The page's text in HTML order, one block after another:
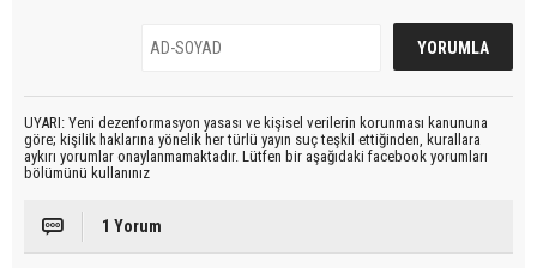
UYARI: Yeni dezenformasyon yasası ve kişisel verilerin korunması kanununa
göre; kişilik haklarına yönelik her türlü yayın suç teşkil ettiğinden, kurallara
aykırı yorumlar onaylanmamaktadır. Lütfen bir aşağıdaki facebook yorumları
bölümünü kullanınız
1 Yorum